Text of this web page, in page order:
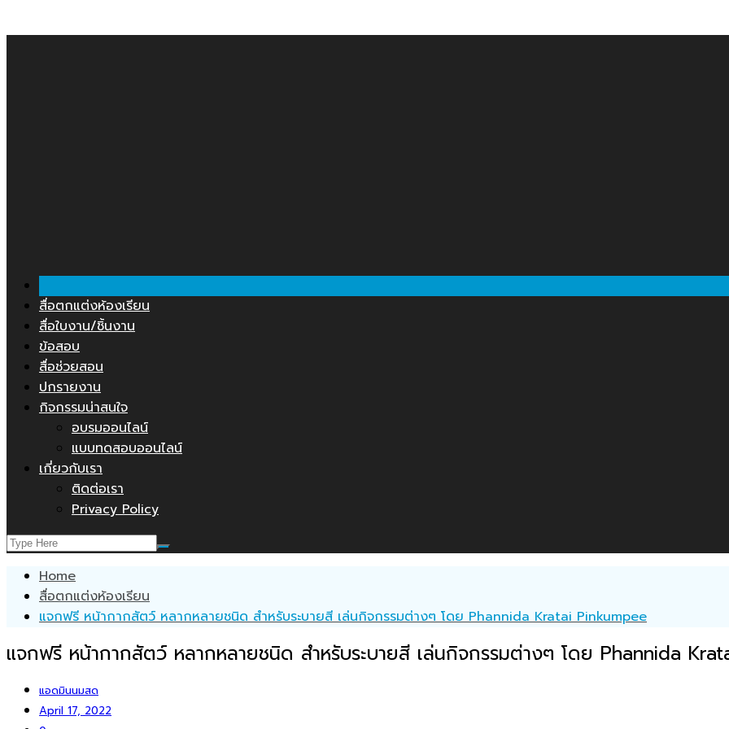
to
สื่อตกแต่งห้องเรียน
สื่อใบงาน/ชิ้นงาน
ข้อสอบ
สื่อช่วยสอน
ปกรายงาน
กิจกรรมน่าสนใจ
อบรมออนไลน์
แบบทดสอบออนไลน์
เกี่ยวกับเรา
ติดต่อเรา
Privacy Policy
Home
สื่อตกแต่งห้องเรียน
แจกฟรี หน้ากากสัตว์ หลากหลายชนิด สำหรับระบายสี เล่นกิจกรรมต่างๆ โดย Phannida Kratai Pinkumpee
แจกฟรี หน้ากากสัตว์ หลากหลายชนิด สำหรับระบายสี เล่นกิจกรรมต่างๆ โดย Phannida
แอดมินนมสด
April 17, 2022